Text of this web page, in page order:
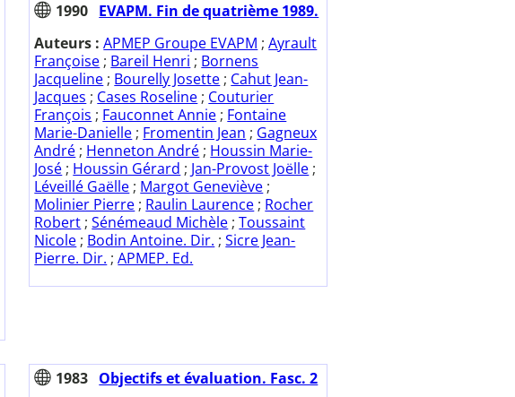
1990 EVAPM. Fin de quatrième 1989.
Auteurs :APMEP Groupe EVAPM ;Ayrault
Françoise ; Bareil Henri ; Bornens
Jacqueline ; Bourelly Josette ; Cahut Jean-
Jacques ; Cases Roseline ; Couturier
François ; Fauconnet Annie ; Fontaine
Marie-Danielle ; Fromentin Jean ; Gagneux
André ; Henneton André ; Houssin Marie-
José ; Houssin Gérard ; Jan-Provost Joëlle ;
Léveillé Gaëlle ; Margot Geneviève ;
Molinier Pierre ; Raulin Laurence ; Rocher
Robert ;Sénémeaud Michèle ;Toussaint
Nicole ; Bodin Antoine. Dir. ;Sicre Jean-
Pierre. Dir. ;APMEP. Ed.
1983 Objectifs et évaluation. Fasc. 2